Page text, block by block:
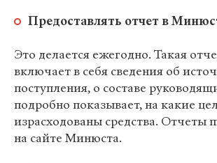
Предоставлять отчет в
Это делается ежегодно. Такая
включает в себя сведения об
поступления, о составе
подробно показывает, на какие
израсходованы средства. Отчеты
на сайте Минюста.